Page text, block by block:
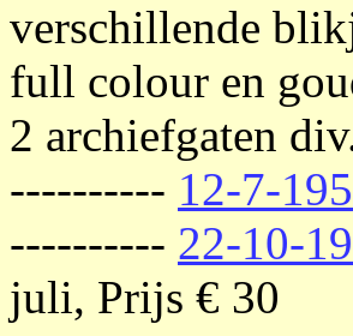
verschillende
full colour en
2 archiefgaten
---------- 12-7-
---------- 22-10-
juli, Prijs € 30